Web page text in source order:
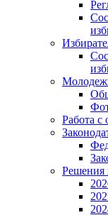
Работа с
Решения